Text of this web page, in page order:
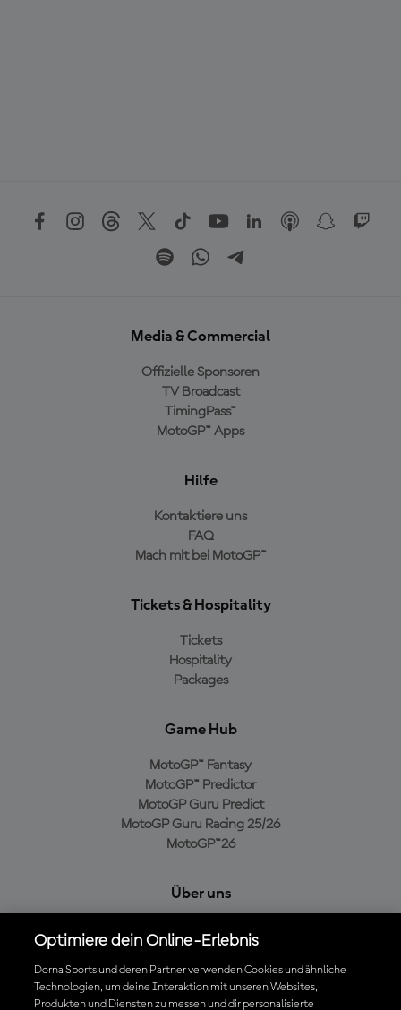
Media & Commercial
Offizielle Sponsoren
TV Broadcast
TimingPass™
MotoGP™ Apps
Hilfe
Kontaktiere uns
FAQ
Mach mit bei MotoGP™
Tickets & Hospitality
Tickets
Hospitality
Packages
Game Hub
MotoGP™ Fantasy
MotoGP™ Predictor
MotoGP Guru Predict
MotoGP Guru Racing 25/26
MotoGP™26
Über uns
Cookie-Richtlinien
Geschäftsbedingungen
Datenschutzrichtlinien
Optimiere dein Online-Erlebnis
Dorna Sports und deren Partner verwenden Cookies und ähnliche
Technologien, um deine Interaktion mit unseren Websites,
Produkten und Diensten zu messen und dir personalisierte